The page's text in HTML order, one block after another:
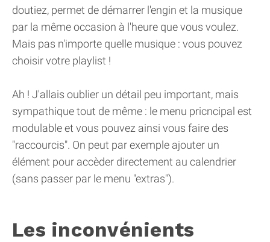
doutiez, permet de démarrer l'engin et la musique
par la même occasion à l'heure que vous voulez.
Mais pas n'importe quelle musique : vous pouvez
choisir votre playlist !
Ah ! J'allais oublier un détail peu important, mais
sympathique tout de même : le menu pricncipal est
modulable et vous pouvez ainsi vous faire des
"raccourcis". On peut par exemple ajouter un
élément pour accèder directement au calendrier
(sans passer par le menu "extras").
Les inconvénients